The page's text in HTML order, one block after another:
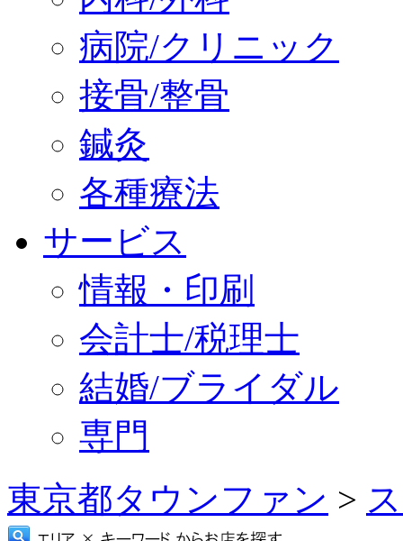
病院/クリニック
接骨/整骨
鍼灸
各種療法
サービス
情報・印刷
会計士/税理士
結婚/ブライダル
専門
東京都タウンファン >